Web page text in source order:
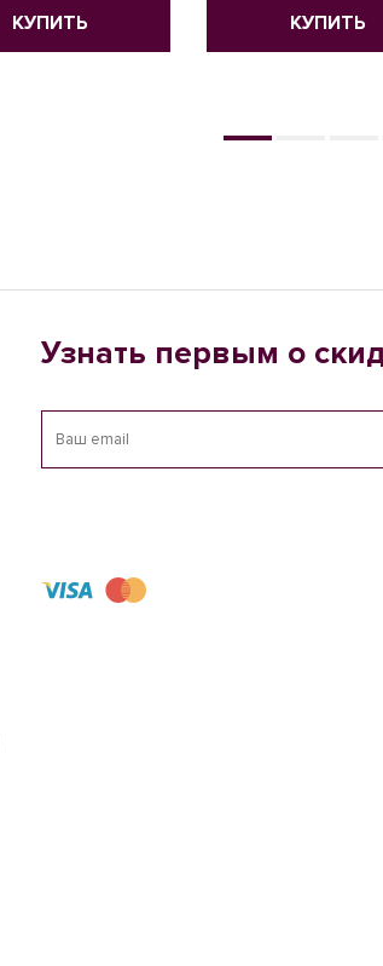
КУПИТЬ КУПИТЬ
Узнать первым о